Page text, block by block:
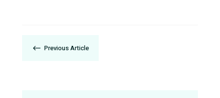
# Previous Article